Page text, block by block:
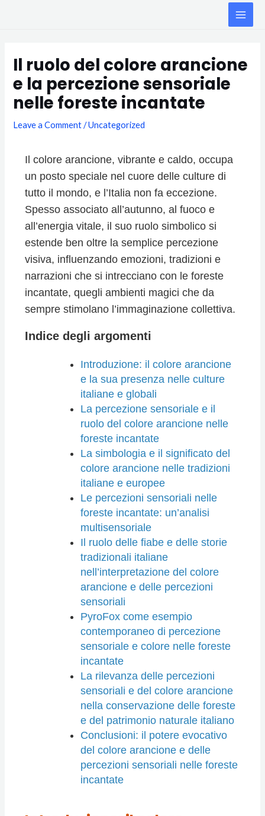
Il ruolo del colore arancione
e la percezione sensoriale
nelle foreste incantate
Leave a Comment /Uncategorized
Il colore arancione, vibrante e caldo, occupa
un posto speciale nel cuore delle culture di
tutto il mondo, e l’Italia non fa eccezione.
Spesso associato all’autunno, al fuoco e
all’energia vitale, il suo ruolo simbolico si
estende ben oltre la semplice percezione
visiva, influenzando emozioni, tradizioni e
narrazioni che si intrecciano con le foreste
incantate, quegli ambienti magici che da
sempre stimolano l’immaginazione collettiva.
Indice degli argomenti
Introduzione: il colore arancione
e la sua presenza nelle culture
italiane e globali
La percezione sensoriale e il
ruolo del colore arancione nelle
foreste incantate
La simbologia e il significato del
colore arancione nelle tradizioni
italiane e europee
Le percezioni sensoriali nelle
foreste incantate: un’analisi
multisensoriale
Il ruolo delle fiabe e delle storie
tradizionali italiane
nell’interpretazione del colore
arancione e delle percezioni
sensoriali
PyroFox come esempio
contemporaneo di percezione
sensoriale e colore nelle foreste
incantate
La rilevanza delle percezioni
sensoriali e del colore arancione
nella conservazione delle foreste
e del patrimonio naturale italiano
Conclusioni: il potere evocativo
del colore arancione e delle
percezioni sensoriali nelle foreste
incantate